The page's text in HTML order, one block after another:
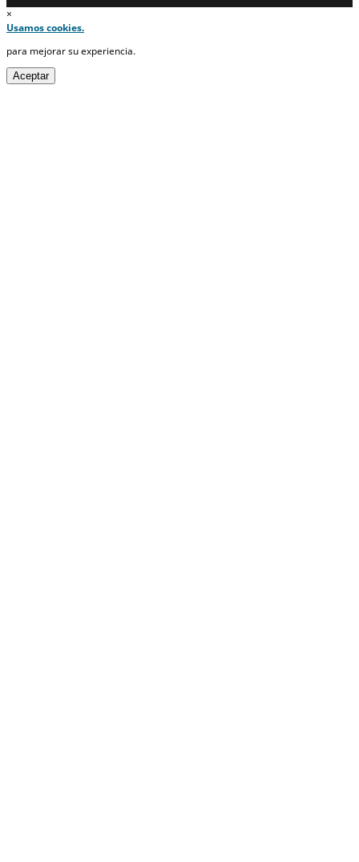
×
Usamos cookies.
para mejorar su experiencia.
Aceptar